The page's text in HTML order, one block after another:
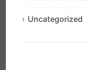
Uncategorized